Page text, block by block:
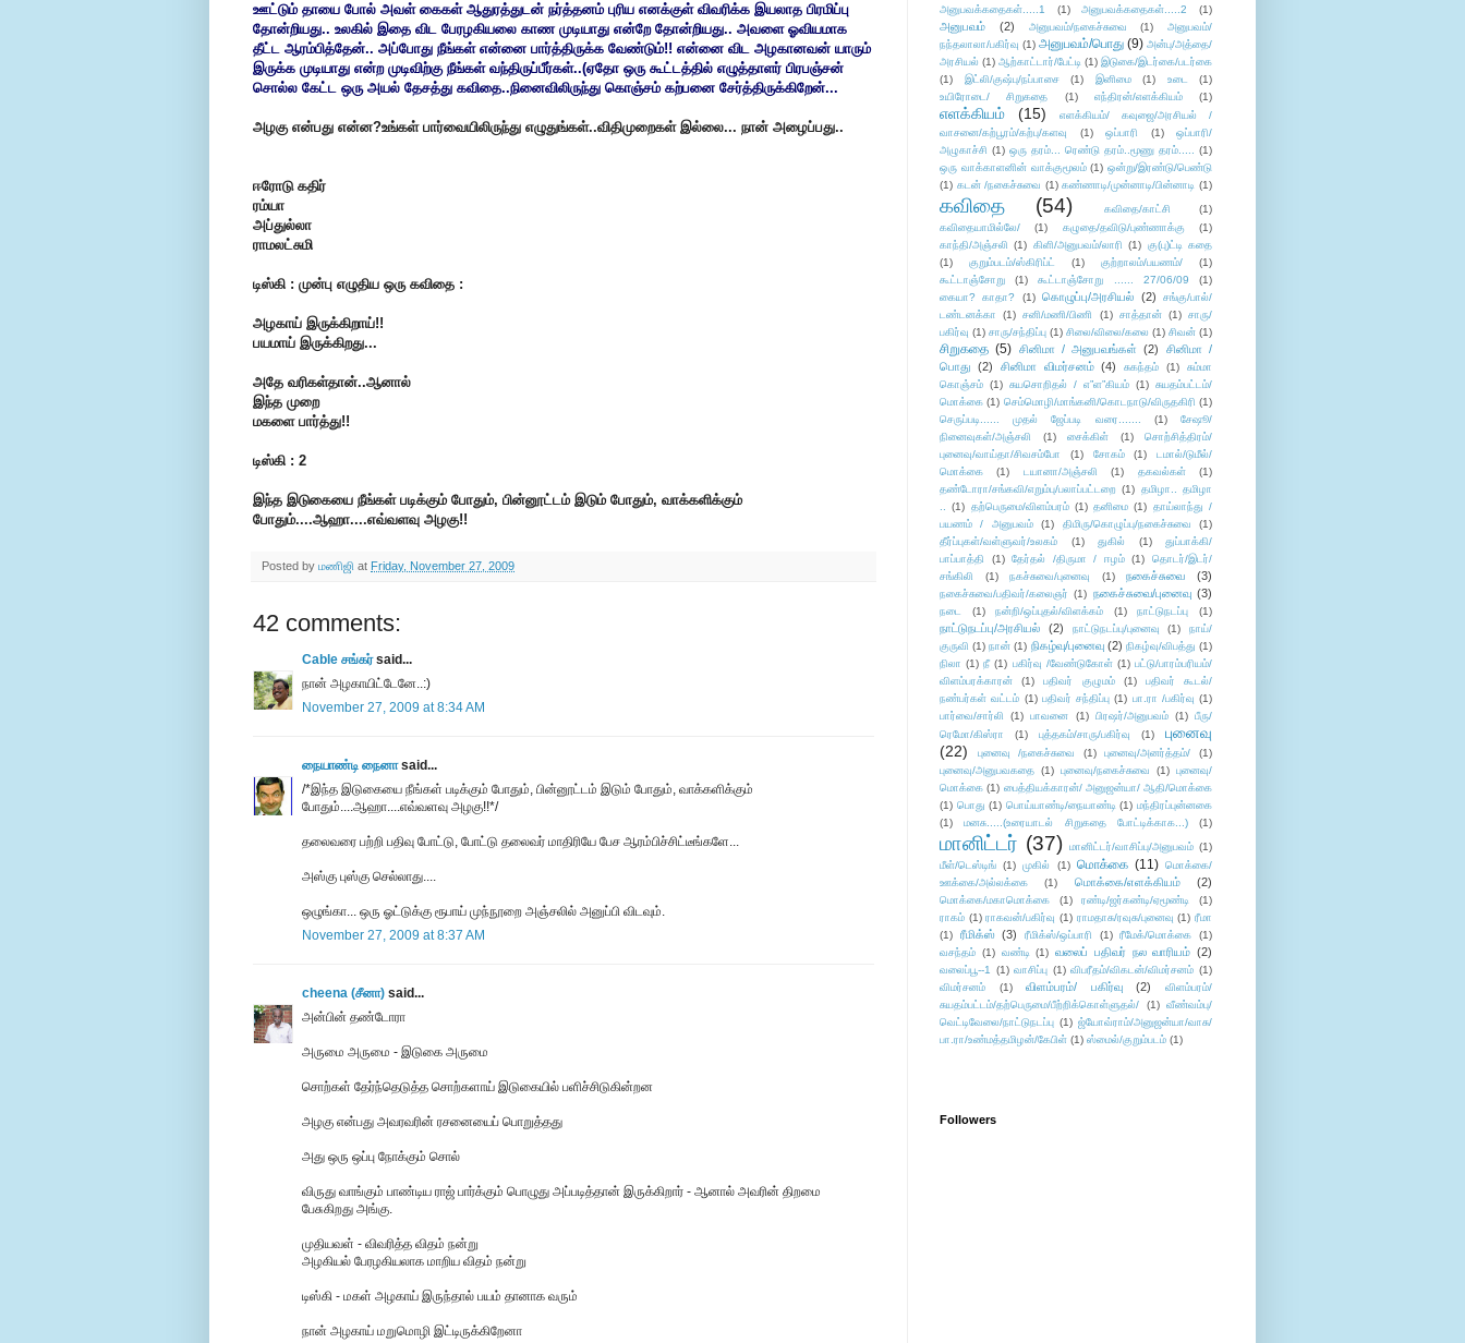
ஊட்டும் தாயை போல் அவள் கைகள் ஆதுரத்துடன் நர்த்தனம் புரிய எனக்குள் விவரிக்க இயலாத பிரமிப்பு
தோன்றியது.. உலகில் இதை விட பேரழகியலை காண முடியாது என்றே தோன்றியது.. அவளை ஓவியமாக
தீட்ட ஆரம்பித்தேன்.. அப்போது நீங்கள் என்னை பார்த்திருக்க வேண்டும்!! என்னை விட அழகானவன் யாரும்
இருக்க முடியாது என்ற முடிவிற்கு நீங்கள் வந்திருப்பீர்கள்..(ஏதோ ஒரு கூட்டத்தில் எழுத்தாளர் பிரபஞ்சன்
சொல்ல கேட்ட ஒரு அயல் தேசத்து கவிதை..நினைவிலிருந்து கொஞ்சம் கற்பனை சேர்த்திருக்கிறேன்...
அழகு என்பது என்ன?உங்கள் பார்வையிலிருந்து எழுதுங்கள்..விதிமுறைகள் இல்லை... நான் அழைப்பது..
ஈரோடு கதிர்
ரம்யா
அப்துல்லா
ராமலட்சுமி
டிஸ்கி : முன்பு எழுதிய ஒரு கவிதை :
அழகாய் இருக்கிறாய்!!
பயமாய் இருக்கிறது...
அதே வரிகள்தான்..ஆனால்
இந்த முறை
மகளை பார்த்து!!
டிஸ்கி : 2
இந்த இடுகையை நீங்கள் படிக்கும் போதும், பின்னூட்டம் இடும் போதும், வாக்களிக்கும்
போதும்....ஆஹா....எவ்வளவு அழகு!!
Posted by மணிஜி at Friday, November 27, 2009
42 comments:
Cable சங்கர்said...
நான் அழகாயிட்டேனே..:)
November 27, 2009 at 8:34 AM
நையாண்டி நைனாsaid...
/*இந்த இடுகையை நீங்கள் படிக்கும் போதும், பின்னூட்டம் இடும் போதும், வாக்களிக்கும்
போதும்....ஆஹா....எவ்வளவு அழகு!!*/
தலைவரை பற்றி பதிவு போட்டு, போட்டு தலைவர் மாதிரியே பேச ஆரம்பிச்சிட்டீங்களே...
அஸ்கு புஸ்கு செல்லாது....
ஒழுங்கா... ஒரு ஓட்டுக்கு ரூபாய் முந்நூறை அஞ்சலில் அனுப்பி விடவும்.
November 27, 2009 at 8:37 AM
cheena (சீனா) said...
அன்பின் தண்டோரா
அருமை அருமை - இடுகை அருமை
சொற்கள் தேர்ந்தெடுத்த சொற்களாய் இடுகையில் பளிச்சிடுகின்றன
அழகு என்பது அவரவரின் ரசனையைப் பொறுத்தது
அது ஒரு ஒப்பு நோக்கும் சொல்
விருது வாங்கும் பாண்டிய ராஜ் பார்க்கும் பொழுது அப்படித்தான் இருக்கிறார் - ஆனால் அவரின் திறமை
பேசுகிறது அங்கு.
முதியவள் - விவரித்த விதம் நன்று
அழகியல் பேரழகியலாக மாறிய விதம் நன்று
டிஸ்கி - மகள் அழகாய் இருந்தால் பயம் தானாக வரும்
நான் அழகாய் மறுமொழி இட்டிருக்கிறேனா
அனுபவக்கதைகள்.....1
(1) அனுபவக்கதைகள்.....2 (1)
அனுபவம் (2) அனுபவம்/நகைச்சுவை (1)
அனுபவம்/
நந்தலாலா/பகிர்வு (1) அனுபவம்/பொது (9) அன்பு/அத்தை/
அரசியல் (1) ஆற்காட்டார்/பேட்டி (1) இடுகை/இடர்கை/படர்கை
(1)
இட்லி/குஷ்பு/நப்பாசை (1) இனிமை (1) உடை
(1)
உயிரோடை/ சிறுகதை
(1) எந்திரன்/எளக்கியம் (1)
எளக்கியம் (15)
எளக்கியம்/ கவுஜை/அரசியல் /
வாசனை/கற்பூரம்/கற்பு/களவு
(1) ஒப்பாரி (1)
ஒப்பாரி/
அழுகாச்சி (1) ஒரு தரம்... ரெண்டு தரம்..மூணு தரம்..... (1)
ஒரு வாக்காளனின் வாக்குமூலம் (1) ஒன்று/இரண்டு/பெண்டு
(1) கடன் /நகைச்சுவை (1) கண்ணாடி/முன்னாடி/பின்னாடி (1)
கவிதை (54) கவிதை/காட்சி
(1)
கவிதையாமில்லே/
(1) கழுதை/தவிடு/புண்ணாக்கு
(1)
காந்தி/அஞ்சலி (1) கிளி/அனுபவம்/லாரி (1) கு(பு)ட்டி கதை
(1)
குறும்படம்/ஸ்கிரிப்ட் (1) குற்றாலம்/பயணம்/
(1)
கூட்டாஞ்சோறு
(1) கூட்டாஞ்சோறு ...... 27/06/09
(1)
கையா? காதா?
(1) கொழுப்பு/அரசியல் (2)
சங்கு/பால்/
டண்டனக்கா
(1) சனி/மணி/பிணி (1) சாத்தான் (1) சாரு/
பகிர்வு (1) சாரு/சந்திப்பு (1) சிலை/விலை/கலை (1) சிவன் (1)
சிறுகதை (5) சினிமா / அனுபவங்கள் (2)
சினிமா /
பொது (2) சினிமா விமர்சனம் (4) சுகந்தம் (1)
சும்மா
கொஞ்சம் (1) சுயசொறிதல் / எ”ள”கியம் (1) சுயதம்பட்டம்/
மொக்கை (1) செம்மொழி/மாங்கனி/கொடநாடு/விருதகிரி (1)
செருப்படி...... முதல் ஜேப்படி வரை.......
(1)
சேஷூ/
நினைவுகள்/அஞ்சலி
(1) சைக்கிள் (1)
சொற்சித்திரம்/
புனைவு/வாய்தா/சிவசம்போ
(1) சோகம் (1)
டமால்/டுமீல்/
மொக்கை
(1) டயானா/அஞ்சலி (1) தகவல்கள்
(1)
தண்டோரா/சங்கவி/எறும்பு/பலாப்பட்டறை (1) தமிழா.. தமிழா
.. (1) தற்பெருமை/விளம்பரம் (1) தனிமை (1) தாய்லாந்து /
பயணம் / அனுபவம்
(1) திமிரு/கொழுப்பு/நகைச்சுவை
(1)
தீர்ப்புகள்/வள்ளுவர்/உலகம்
(1) துகில் (1)
துப்பாக்கி/
பாப்பாத்தி
(1) தேர்தல் /திருமா / ஈழம் (1)
தொடர்/இடர்/
சங்கிலி
(1) நகச்சுவை/புனைவு (1) நகைச்சுவை (3)
நகைச்சுவை/பதிவர்/கலைஞர் (1) நகைச்சுவை/புனைவு (3)
நடை (1) நன்றி/ஒப்புதல்/விளக்கம் (1) நாட்டுநடப்பு (1)
நாட்டுநடப்பு/அரசியல் (2) நாட்டுநடப்பு/புனைவு (1)
நாய்/
குருவி (1) நான் (1) நிகழ்வு/புனைவு (2) நிகழ்வு/விபத்து (1)
நிலா (1) நீ (1) பகிர்வு /வேண்டுகோள் (1) பட்டு/பாரம்பரியம்/
விளம்பரக்காரன்
(1) பதிவர் குழுமம் (1)
பதிவர் கூடல்/
நண்பர்கள் வட்டம் (1) பதிவர் சந்திப்பு (1) பா.ரா /பகிர்வு (1)
பார்வை/சார்லி
(1) பாவனை (1) பிரஷர்/அனுபவம் (1) பீரு/
ரெமோ/கிஸ்ரா
(1) புத்தகம்/சாரு/பகிர்வு (1)
புனைவு
(22)
புனைவு /நகைச்சுவை (1) புனைவு/அனர்த்தம்/
(1)
புனைவு/அனுபவகதை (1) புனைவு/நகைச்சுவை (1) புனைவு/
மொக்கை (1) பைத்தியக்காரன்/ அனுஜன்யா/ ஆதி/மொக்கை
(1) பொது (1) பொய்யாண்டி/நையாண்டி (1) மந்திரப்புன்னகை
(1)
மனசு.....(உரையாடல் சிறுகதை போட்டிக்காக...) (1)
மானிட்டர் (37) மானிட்டர்/வாசிப்பு/அனுபவம் (1)
மீள்/டெஸ்டிங் (1) முகில் (1) மொக்கை (11) மொக்கை/
ஊக்கை/அல்லக்கை
(1) மொக்கை/எளக்கியம் (2)
மொக்கை/மகாமொக்கை (1) ரண்டி/ஜர்கண்டி/ஏமூண்டி
(1)
ராகம் (1) ராகவன்/பகிர்வு (1) ராமதாசு/ரவுசு/புனைவு (1) ரீமா
(1)
ரீமிக்ஸ் (3) ரீமிக்ஸ்/ஒப்பாரி (1) ரீமேக்/மொக்கை
(1)
வசந்தம் (1) வண்டி (1) வலைப் பதிவர் நல வாரியம் (2)
வலைப்பூ--1 (1) வாசிப்பு (1) விபரீதம்/விகடன்/விமர்சனம் (1)
விமர்சனம்
(1) விளம்பரம்/ பகிர்வு (2)
விளம்பரம்/
சுயதம்பட்டம்/தற்பெருமை/பீற்றிக்கொள்ளுதல்/
(1) வீண்வம்பு/
வெட்டிவேலை/நாட்டுநடப்பு (1) ஜ்யோவ்ராம்/அனுஜன்யா/வாசு/
பா.ரா/உண்மத்தமிழன்/கேபிள் (1) ஸ்மைல்/குறும்படம் (1)
Followers